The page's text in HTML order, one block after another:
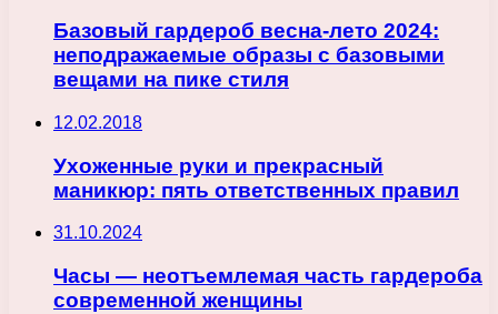
Базовый гардероб весна-лето 2024:
неподражаемые образы с базовыми
вещами на пике стиля
12.02.2018
Ухоженные руки и прекрасный
маникюр: пять ответственных правил
31.10.2024
Часы — неотъемлемая часть гардероба
современной женщины